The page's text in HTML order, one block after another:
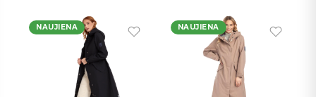
NAUJIENA NAUJIENA